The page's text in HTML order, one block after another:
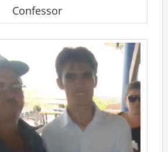
Confessor